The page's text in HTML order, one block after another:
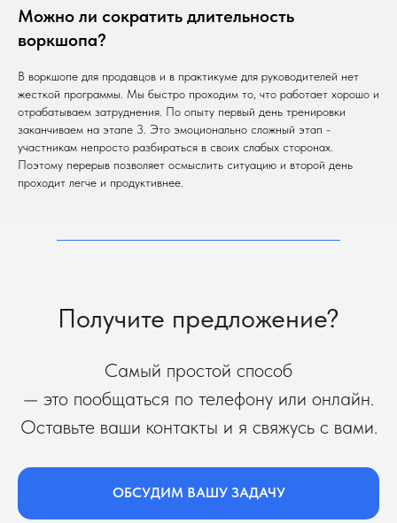
Можно ли сократить длительность
воркшопа?
В воркшопе для продавцов и в практикуме для руководителей нет
жесткой программы. Мы быстро проходим то, что работает хорошо и
отрабатываем затруднения. По опыту первый день тренировки
заканчиваем на этапе 3. Это эмоционально сложный этап -
участникам непросто разбираться в своих слабых сторонах.
Поэтому перерыв позволяет осмыслить ситуацию и второй день
проходит легче и продуктивнее.
Получите предложение?
Самый простой способ
— это пообщаться по телефону или онлайн.
Оставьте ваши контакты и я свяжусь с вами.
ОБСУДИМ ВАШУ ЗАДАЧУ